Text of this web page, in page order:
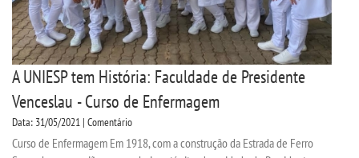
PUBLICAÇÕES
DESTAQUES
UNIESP NEWS
A UNIESP tem História: Faculdade de Presidente
Venceslau - Curso de Enfermagem
Data: 31/05/2021 | Comentário
Curso de Enfermagem Em 1918, com a construção da Estrada de Ferro